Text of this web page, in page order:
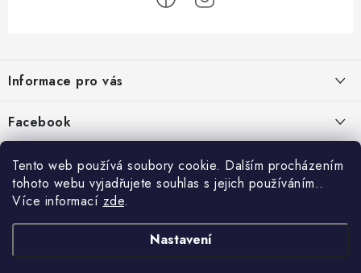
Tento web používá soubory cookie. Dalším procházením
tohoto webu vyjadřujete souhlas s jejich používáním..
Více informací zde.
Nastavení
p
a
t
Informace pro vás
Jak nakupovat
Obchodní podmínky
Podmínky ochrany osobních údajů
Reklamace
Facebook